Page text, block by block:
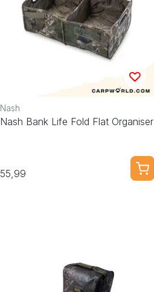
Nash
Nash Bank Life Fold Flat Organiser
55,99